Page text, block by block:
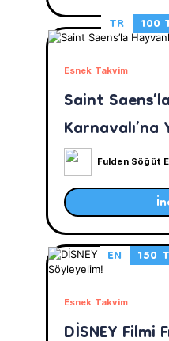
TR
100
Esnek Takvim
Saint
Karnavalı’na
Fulden Söğüt
EN
150
Esnek Takvim